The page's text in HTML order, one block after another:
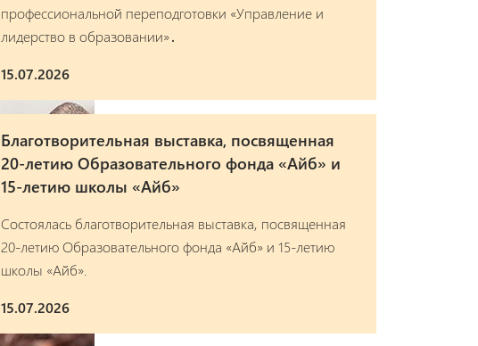
профессиональной переподготовки «Управление и
лидерство в образовании»․
15.07.2026
Благотворительная выставка, посвященная
20-летию Образовательного фонда «Айб» и
15-летию школы «Айб»
Состоялась благотворительная выставка, посвященная
20-летию Образовательного фонда «Айб» и 15-летию
школы «Айб».
15.07.2026